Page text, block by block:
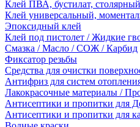
Клей ПВА, бустилат, столярный
Клей универсальный,
Эпоксидный клей
Клей под пистолет / Жидкие
Смазка / Масло / СОЖ / Карбид
Фиксатор резьбы
Средства для очистки
Антифриз для систем
Лакокрасочные материалы /
Антисептики и пропитки для
Антисептики и пропитки для